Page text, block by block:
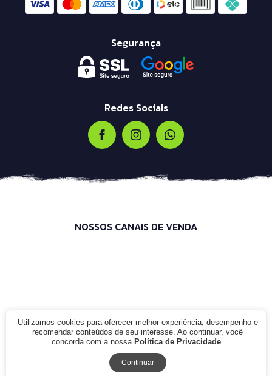
Segurança
Redes Sociais
NOSSOS CANAIS DE VENDA
© 2021 - Infinity Bike Shop. CNPJ: 00.000.000/0000-00. Todos os
direitos reservados.
Utilizamos cookies para oferecer melhor experiência, desempenho e
recomendar conteúdos de seu interesse. Ao continuar, você
concorda com a nossa Política de Privacidade.
Continuar